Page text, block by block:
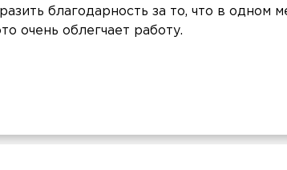
благодарность за то, что в одном
очень облегчает работу.